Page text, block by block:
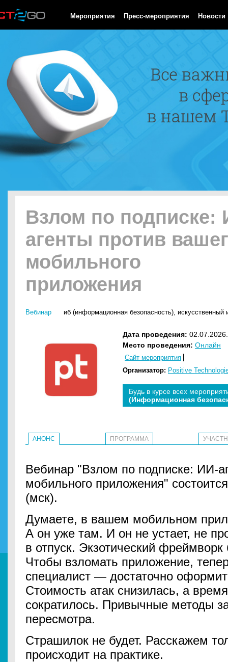
Мероприятия Пресс-мероприятия Новости
Взлом по подписке:
агенты против
мобильного
приложения
Вебинар иб (информационная безопасность), искусственный
Дата проведения:
Место проведения: Онлайн
Сайт мероприятия
Организатор: Positive
Будь в курсе всех
(Информационная
АНОНС ПРОГРАММА
Вебинар "Взлом по подписке: ИИ-
мобильного приложения"
(мск).
Думаете, в вашем мобильном
А он уже там. И он не устает, не
в отпуск. Экзотический
Чтобы взломать приложение,
специалист — достаточно
Стоимость атак снизилась, а
сократилось. Привычные методы
пересмотра.
Страшилок не будет. Расскажем
происходит на практике.